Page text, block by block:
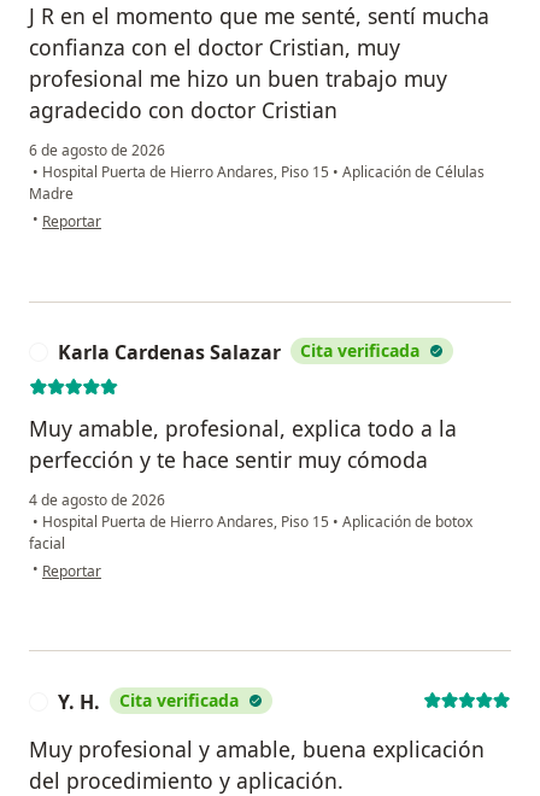
J R en el momento que me senté, sentí mucha
confianza con el doctor Cristian, muy
profesional me hizo un buen trabajo muy
agradecido con doctor Cristian
6 de agosto de 2026
• Hospital Puerta de Hierro Andares, Piso 15 • Aplicación de Células
Madre
• en opinión del usuario Jr
Reportar
Karla Cardenas Salazar Cita verificada
Muy amable, profesional, explica todo a la
perfección y te hace sentir muy cómoda
4 de agosto de 2026
• Hospital Puerta de Hierro Andares, Piso 15 • Aplicación de botox
facial
• en opinión del usuario Karla Cardenas Salazar
Reportar
Y. H. Cita verificada
Muy profesional y amable, buena explicación
del procedimiento y aplicación.